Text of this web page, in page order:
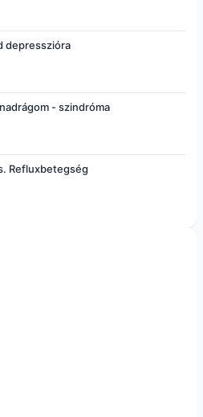
depresszióra
- szindróma
Refluxbetegség